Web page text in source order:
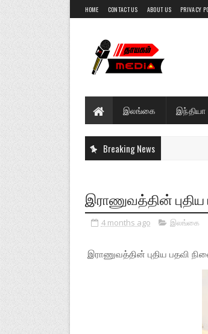
HOME CONTACT US ABOUT US PRIVACY
இலங்கை இந்தியா
Breaking News
இராணுவத்தின் புதிய
4 months ago இலங்கை
இராணுவத்தின் புதிய பதவி